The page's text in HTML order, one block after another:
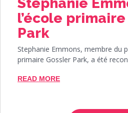
l’école
Park
Stephanie Emmons, membre du
primaire Gossler Park, a été
READ MORE